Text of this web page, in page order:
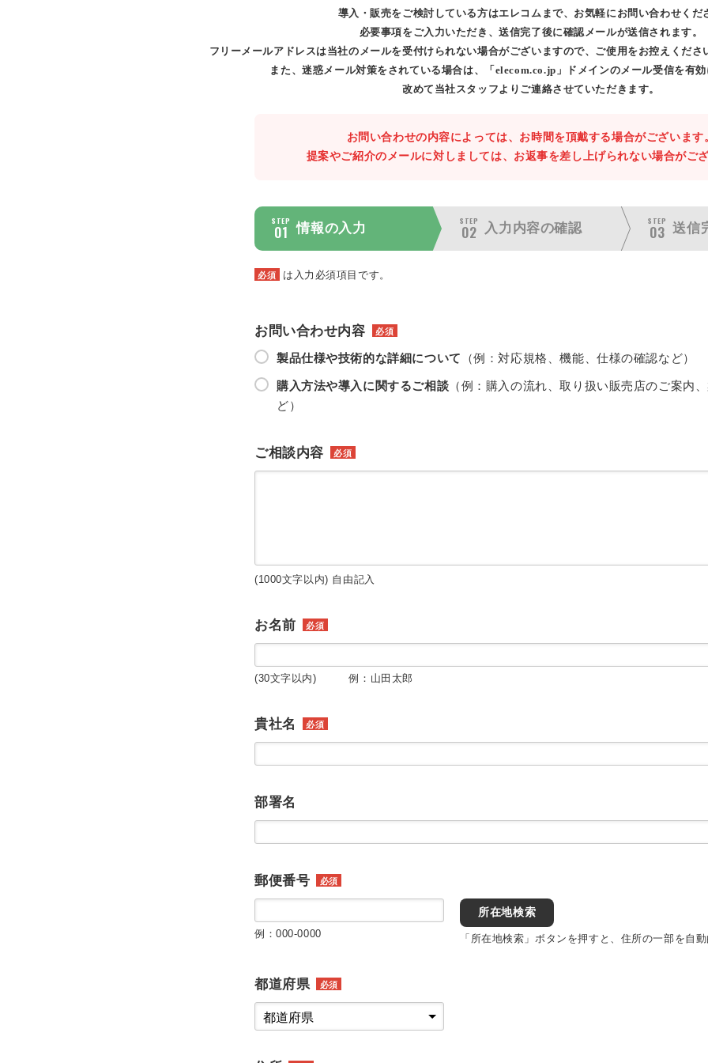
導入・販売をご検討している方はエレコムまで、お気軽にお問い合わせくだ
必要事項をご入力いただき、送信完了後に確認メールが送信されます。
フリーメールアドレスは当社のメールを受付けられない場合がございますので、ご使用をお控えくださ
また、迷惑メール対策をされている場合は、「elecom.co.jp」ドメインのメール受信を有効
改めて当社スタッフよりご連絡させていただきます。
お問い合わせの内容によっては、お時間を頂戴する場合がございます
提案やご紹介のメールに対しましては、お返事を差し上げられない場合がござ
STEP
01 情報の入力
STEP
02 入力内容の確認
STEP
03 送信
必須 は入力必須項目です。
お問い合わせ内容 必須
製品仕様や技術的な詳細について （例：対応規格、機能、仕様の確認など）
購入方法や導入に関するご相談 （例：購入の流れ、取り扱い販売店のご案内
ど）
ご相談内容 必須
(1000文字以内) 自由記入
お名前 必須
(30文字以内) 例：山田太郎
貴社名 必須
部署名
郵便番号 必須
例：000-0000
所在地検索
「所在地検索」ボタンを押すと、住所の一部を自動
都道府県 必須